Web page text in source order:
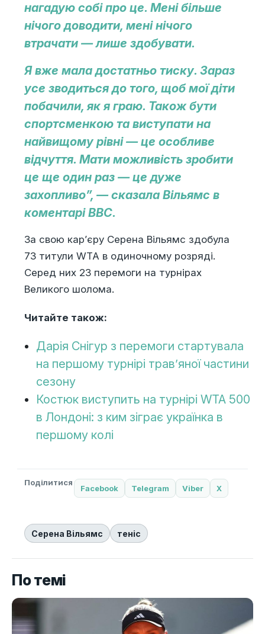
нагадую собі про це. Мені більше
нічого доводити, мені нічого
втрачати — лише здобувати.
Я вже мала достатньо тиску. Зараз
усе зводиться до того, щоб мої діти
побачили, як я граю. Також бути
спортсменкою та виступати на
найвищому рівні — це особливе
відчуття. Мати можливість зробити
це ще один раз — це дуже
захопливо”, — сказала Вільямс в
коментарі BBC.
За свою кар’єру Серена Вільямс здобула
73 титули WTA в одиночному розряді.
Серед них 23 перемоги на турнірах
Великого шолома.
Читайте також:
Дарія Снігур з перемоги стартувала
на першому турнірі трав’яної частини
сезону
Костюк виступить на турнірі WTA 500
в Лондоні: з ким зіграє українка в
першому колі
Поділитися
Facebook Telegram Viber X
Серена Вільямс теніс
По темі